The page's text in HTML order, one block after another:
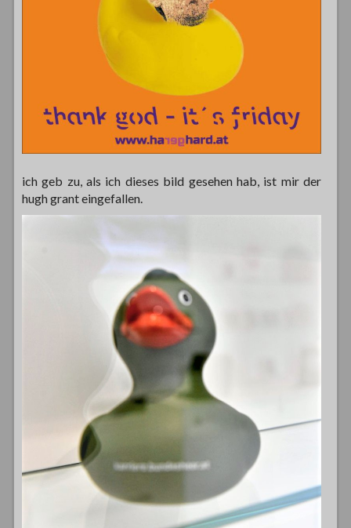
ich geb zu, als ich dieses bild gesehen hab, ist mir der
hugh grant eingefallen.